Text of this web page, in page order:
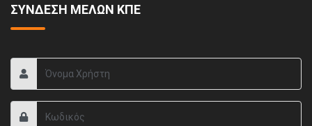
ΣΥΝΔΕΣΗ ΜΕΛΩΝ ΚΠΕ